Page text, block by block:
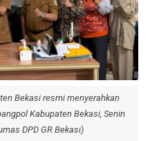
Bekasi resmi menyerahkan
Kabupaten Bekasi, Senin
DPD GR Bekasi)